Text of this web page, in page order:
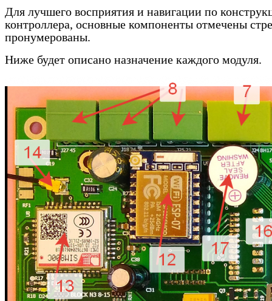
Для лучшего восприятия и навигации по
контроллера, основные компоненты отмечены
пронумерованы.
Ниже будет описано назначение каждого модуля.